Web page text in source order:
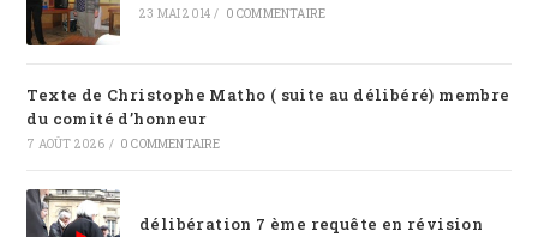
23 MAI 2014 / 0 COMMENTAIRE
Texte de Christophe Matho ( suite au délibéré) membre
du comité d’honneur
7 AOÛT 2026 / 0 COMMENTAIRE
délibération 7 ème requête en révision